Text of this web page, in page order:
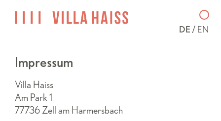
DE EN
Impressum
Villa Haiss
Am Park 1
77736 Zell am Harmersbach